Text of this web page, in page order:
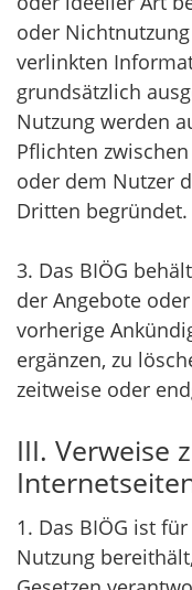
oder
verlinkten
grundsätzlich
Nutzung werden
Pflichten
oder dem Nutzer
Dritten begründet.
3. Das BIÖG
der Angebote
vorherige
ergänzen, zu
zeitweise oder
III. Verweise
1. Das BIÖG ist
Nutzung